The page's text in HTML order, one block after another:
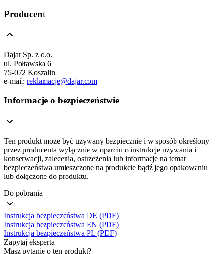
Producent
Dajar Sp. z o.o.
ul. Połtawska 6
75-072 Koszalin
e-mail: reklamacje@dajar.com
Informacje o bezpieczeństwie
Ten produkt może być używany bezpiecznie i w sposób określony
przez producenta wyłącznie w oparciu o instrukcje używania i
konserwacji, zalecenia, ostrzeżenia lub informacje na temat
bezpieczeństwa umieszczone na produkcie bądź jego opakowaniu
lub dołączone do produktu.
Do pobrania
Instrukcja bezpieczeństwa DE (PDF)
Instrukcja bezpieczeństwa EN (PDF)
Instrukcja bezpieczeństwa PL (PDF)
Zapytaj eksperta
Masz pytanie o ten produkt?